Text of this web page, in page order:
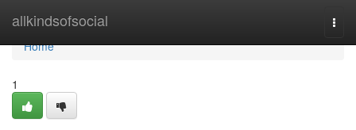
allkindsofsocial
Home
Home
1